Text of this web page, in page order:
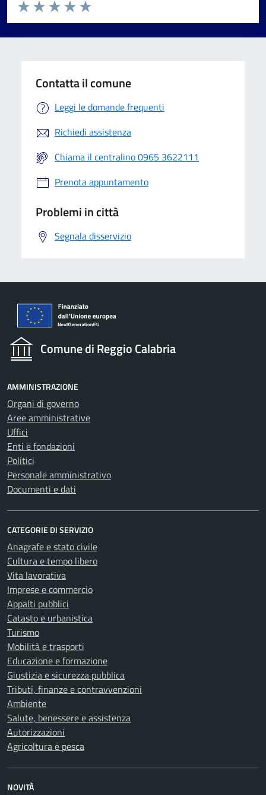
Valuta da 1 a 5 stelle la pagina
Valuta 5 stelle su 5
Valuta 4 stelle su 5
Valuta 3 stelle su 5
Valuta 2 stelle su 5
Valuta 1 stelle su 5
Contatta il comune
Leggi le domande frequenti
Richiedi assistenza
Chiama il centralino 0965 3622111
Prenota appuntamento
Problemi in città
Segnala disservizio
Comune di Reggio Calabria
AMMINISTRAZIONE
Organi di governo
Aree amministrative
Uffici
Enti e fondazioni
Politici
Personale amministrativo
Documenti e dati
CATEGORIE DI SERVIZIO
Anagrafe e stato civile
Cultura e tempo libero
Vita lavorativa
Imprese e commercio
Appalti pubblici
Catasto e urbanistica
Turismo
Mobilità e trasporti
Educazione e formazione
Giustizia e sicurezza pubblica
Tributi, finanze e contravvenzioni
Ambiente
Salute, benessere e assistenza
Autorizzazioni
Agricoltura e pesca
NOVITÀ